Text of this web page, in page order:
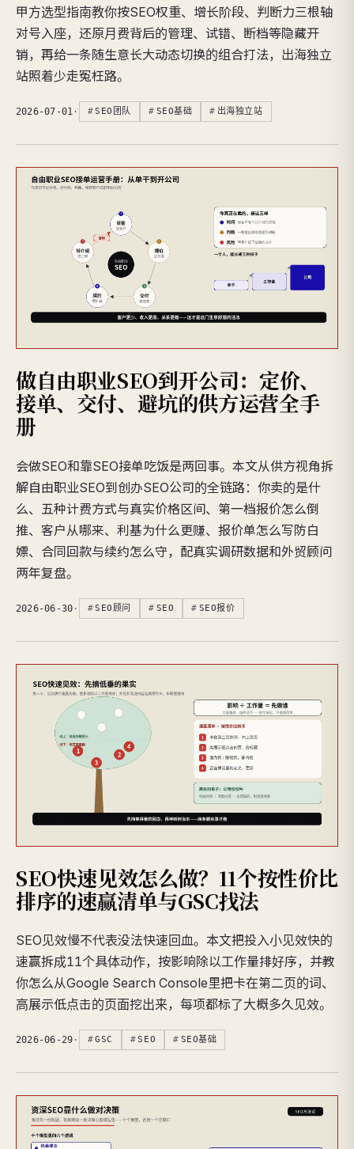
甲方选型指南教你按SEO权重、增长阶段、判断力三根轴
对号入座，还原月费背后的管理、试错、断档等隐藏开
销，再给一条随生意长大动态切换的组合打法，出海独立
站照着少走冤枉路。
2026-07-01 · SEO团队 SEO基础 出海独立站
做自由职业SEO到开公司：定价、
接单、交付、避坑的供方运营全手
册
会做SEO和靠SEO接单吃饭是两回事。本文从供方视角拆
解自由职业SEO到创办SEO公司的全链路：你卖的是什
么、五种计费方式与真实价格区间、第一档报价怎么倒
推、客户从哪来、利基为什么更赚、报价单怎么写防白
嫖、合同回款与续约怎么守，配真实调研数据和外贸顾问
两年复盘。
2026-06-30 · SEO顾问 SEO SEO报价
SEO快速见效怎么做？11个按性价比
排序的速赢清单与GSC找法
SEO见效慢不代表没法快速回血。本文把投入小见效快的
速赢拆成11个具体动作，按影响除以工作量排好序，并教
你怎么从Google Search Console里把卡在第二页的词、
高展示低点击的页面挖出来，每项都标了大概多久见效。
2026-06-29 · GSC SEO SEO基础